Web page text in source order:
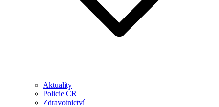
Aktuality
Policie ČR
Zdravotnictví